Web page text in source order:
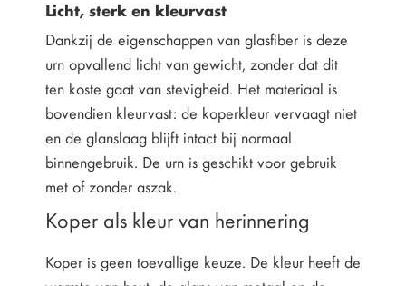
Licht, sterk en kleurvast
Dankzij de eigenschappen van glasfiber is deze
urn opvallend licht van gewicht, zonder dat dit
ten koste gaat van stevigheid. Het materiaal is
bovendien kleurvast: de koperkleur vervaagt niet
en de glanslaag blijft intact bij normaal
binnengebruik. De urn is geschikt voor gebruik
met of zonder aszak.
Koper als kleur van herinnering
Koper is geen toevallige keuze. De kleur heeft de